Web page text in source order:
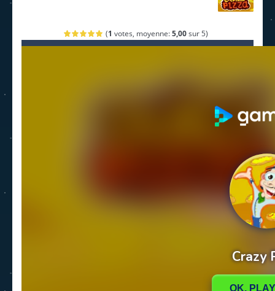
(1 votes, moyenne:5,00sur 5)